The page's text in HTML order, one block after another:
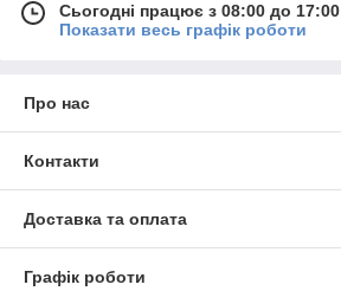
Сьогодні працює з 08:00 до 17:00
Показати весь графік роботи
Про нас
Контакти
Доставка та оплата
Графік роботи